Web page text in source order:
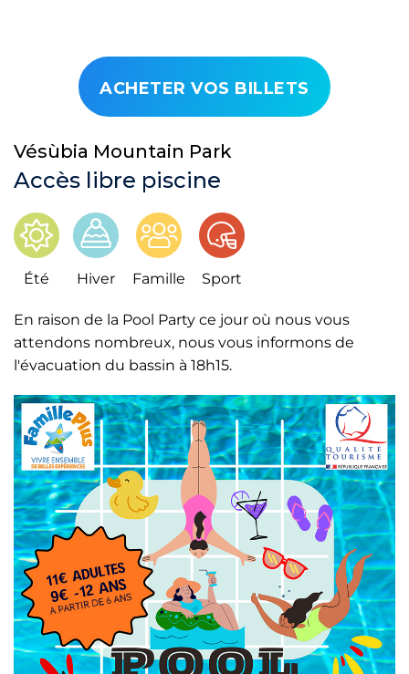
ACHETER VOS BILLETS
Vésùbia Mountain Park
Accès libre piscine
Été Hiver Famille Sport
En raison de la Pool Party ce jour où nous vous
attendons nombreux, nous vous informons de
l'évacuation du bassin à 18h15.